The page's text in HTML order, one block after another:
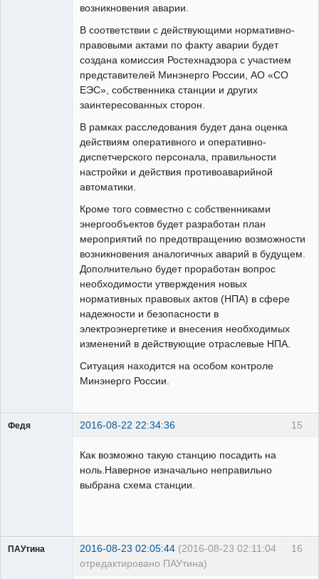
возникновения аварии.
В соответствии с действующими нормативно-
правовыми актами по факту аварии будет
создана комиссия Ростехнадзора с участием
представителей Минэнерго России, АО «СО
ЕЭС», собственника станции и других
заинтересованных сторон.
В рамках расследования будет дана оценка
действиям оперативного и оперативно-
диспетчерского персонала, правильности
настройки и действия противоаварийной
автоматики.
Кроме того совместно с собственниками
энергообъектов будет разработан план
мероприятий по предотвращению возможности
возникновения аналогичных аварий в будущем.
Дополнительно будет проработан вопрос
необходимости утверждения новых
нормативных правовых актов (НПА) в сфере
надежности и безопасности в
электроэнергетике и внесения необходимых
изменений в действующие отраслевые НПА.
Ситуация находится на особом контроле
Минэнерго России.
15
Федя 2016-08-22 22:34:36
Как возможно такую станцию посадить на
ноль.Наверное изначально неправильно
выбрана схема станции.
16
ПАУтина 2016-08-23 02:05:44 (2016-08-23 02:11:04
отредактировано ПАУтина)